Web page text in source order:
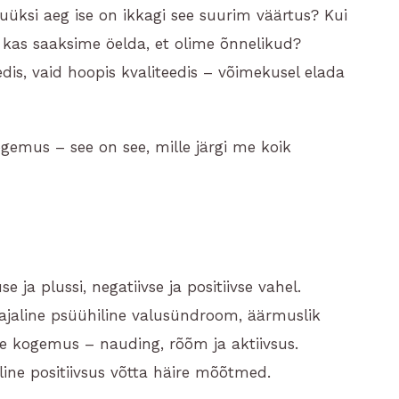
aeg ise on ikkagi see suurim väärtus? Kui
saaksime öelda, et olime õnnelikud?
vaid hoopis kvaliteedis – võimekusel elada
– see on see, mille järgi me koik
ja plussi, negatiivse ja positiivse vahel.
psüühiline valusündroom, äärmuslik
kogemus – nauding, rõõm ja aktiivsus.
positiivsus võtta häire mõõtmed.